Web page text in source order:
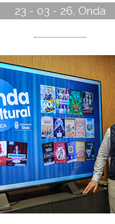
23 - 03 - 26, Onda